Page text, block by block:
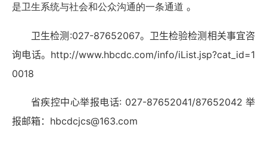
是卫生系统与社会和公众沟通的一条通道 。
卫生检测:027-87652067。卫生检验检测相关事宜咨
询电话。http://www.hbcdc.com/info/iList.jsp?cat_id=1
0018
省疾控中心举报电话: 027-87652041/87652042 举
报邮箱：hbcdcjcs@163.com